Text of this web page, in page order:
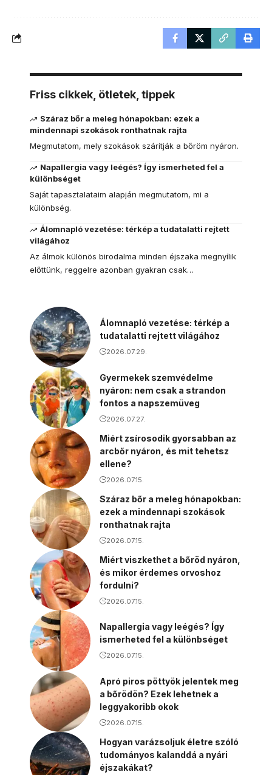
Friss cikkek, ötletek, tippek
Száraz bőr a meleg hónapokban: ezek a
mindennapi szokások ronthatnak rajta
Megmutatom, mely szokások szárítják a bőröm nyáron.
Napallergia vagy leégés? Így ismerheted fel a
különbséget
Saját tapasztalataim alapján megmutatom, mi a
különbség.
Álomnapló vezetése: térkép a tudatalatti rejtett
világához
Az álmok különös birodalma minden éjszaka megnyílik
előttünk, reggelre azonban gyakran csak…
Álomnapló vezetése: térkép a
tudatalatti rejtett világához
2026.07.29.
Gyermekek szemvédelme
nyáron: nem csak a strandon
fontos a napszemüveg
2026.07.27.
Miért zsírosodik gyorsabban az
arcbőr nyáron, és mit tehetsz
ellene?
2026.07.15.
Száraz bőr a meleg hónapokban:
ezek a mindennapi szokások
ronthatnak rajta
2026.07.15.
Miért viszkethet a bőröd nyáron,
és mikor érdemes orvoshoz
fordulni?
2026.07.15.
Napallergia vagy leégés? Így
ismerheted fel a különbséget
2026.07.15.
Apró piros pöttyök jelentek meg
a bőrödön? Ezek lehetnek a
leggyakoribb okok
2026.07.15.
Hogyan varázsoljuk életre szóló
tudományos kalanddá a nyári
éjszakákat?